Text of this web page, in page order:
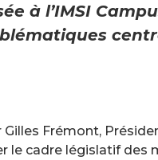
à l’IMSI
Frémont,
le cadre législatif des